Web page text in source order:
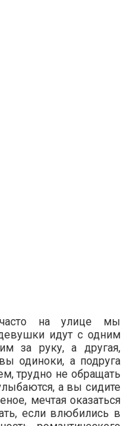
на улице мы
идут с одним
за руку, а другая,
одиноки, а подруга
трудно не обращать
а вы сидите
мечтая оказаться
если влюбились в